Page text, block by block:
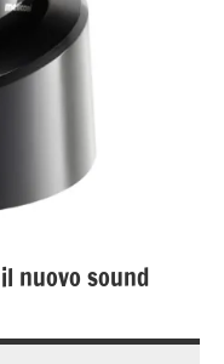
il nuovo sound